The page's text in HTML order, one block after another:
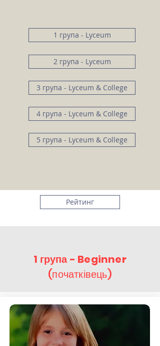
1 група - Lyceum
2 група - Lyceum
3 група - Lyceum & College
4 група - Lyceum & College
5 група - Lyceum & College
Рейтинг
1 група - Beginner
(початківець)